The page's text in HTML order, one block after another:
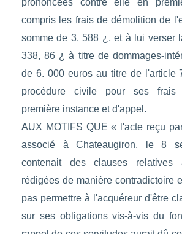
prononcées contre elle en
compris les frais de démolition de
somme de 3. 588 ¿, et à lui verser
338, 86 ¿ à titre de dommages-
de 6. 000 euros au titre de l'article
procédure civile pour ses frais
première instance et d'appel.
AUX MOTIFS QUE « l'acte reçu
associé à Chateaugiron, le 8
contenait des clauses relatives
rédigées de manière contradictoire
pas permettre à l'acquéreur d'être
sur ses obligations vis-à-vis du